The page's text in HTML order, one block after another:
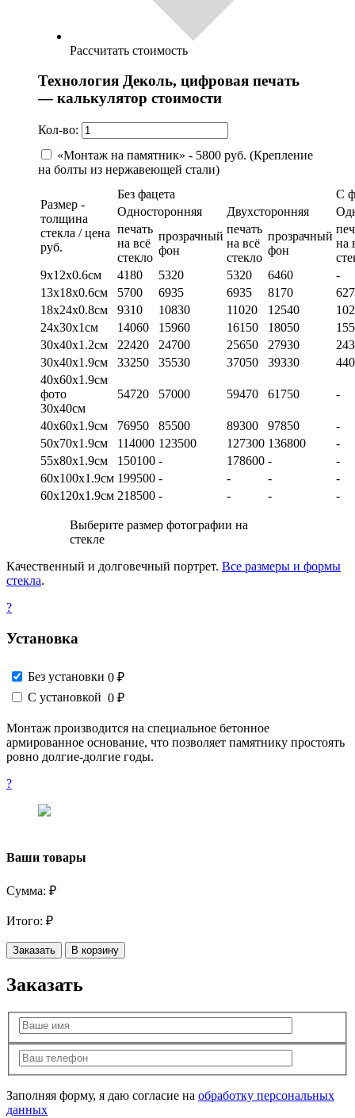
Рассчитать стоимость
Технология Деколь, цифровая печать
— калькулятор стоимости
Кол-во:
«Монтаж на памятник» - 5800 руб. (Крепление
на болты из нержавеющей стали)
Размер -
толщина
стекла / цена
руб.
Без фацета
С
Односторонняя
Двухсторонняя
печать
на всё
стекло
прозрачный
фон
печать
на всё
стекло
прозрачный
фон
на
9х12х0.6см
4180 5320 5320 6460
-
13х18х0.6см
5700 6935 6935 8170
18х24х0.8см
9310 10830 11020 12540
24х30х1см
14060 15960 16150 18050
30х40х1.2см
22420 24700 25650 27930
30х40х1.9см
33250 35530 37050 39330
40х60х1.9см
фото
30х40см
54720 57000 59470 61750 -
40х60х1.9см 76950 85500 89300 97850
-
50х70х1.9см
114000 123500 127300 136800
-
55х80х1.9см
150100 - 178600 -
-
60х100х1.9см 199500 - - -
-
60х120х1.9см 218500 - - - -
Выберите размер фотографии на
стекле
Качественный и долговечный портрет. Все размеры и формы
стекла.
?
Установка
Без установки 0 ₽
С установкой 0 ₽
Монтаж производится на специальное бетонное
армированное основание, что позволяет памятнику простоять
ровно долгие-долгие годы.
?
Ваши товары
Сумма: ₽
Итого: ₽
Заказать В корзину
Заказать
Заполняя форму, я даю согласие на обработку персональных
данных